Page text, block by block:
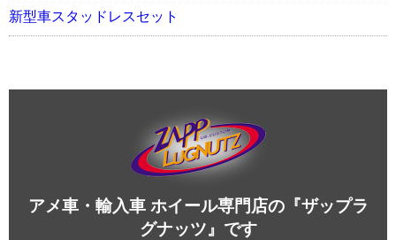
新型車スタッドレスセット
アメ車・輸入車 ホイール専門店の『ザップラ
グナッツ』です